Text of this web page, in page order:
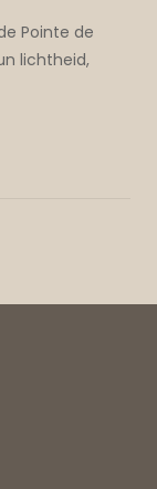
Pointe de
lichtheid,